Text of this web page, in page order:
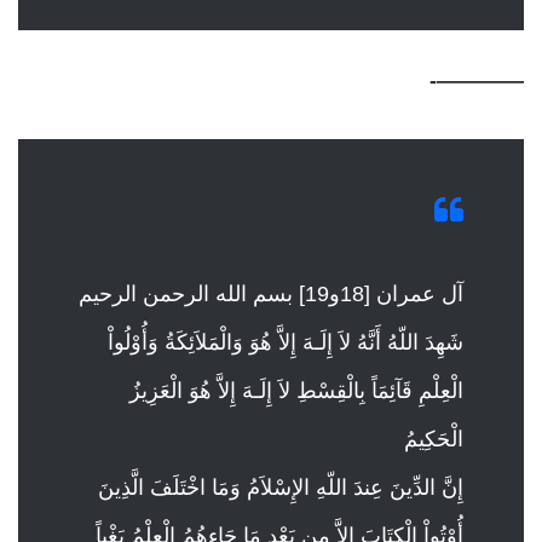
————-
آل عمران [18و19] بسم الله الرحمن الرحيم
شَهِدَ اللّهُ أَنَّهُ لاَ إِلَـهَ إِلاَّ هُوَ وَالْمَلاَئِكَةُ وَأُوْلُواْ
الْعِلْمِ قَآئِمَاً بِالْقِسْطِ لاَ إِلَـهَ إِلاَّ هُوَ الْعَزِيزُ
الْحَكِيمُ
إِنَّ الدِّينَ عِندَ اللّهِ الإِسْلاَمُ وَمَا اخْتَلَفَ الَّذِينَ
أُوْتُواْ الْكِتَابَ إِلاَّ مِن بَعْدِ مَا جَاءهُمُ الْعِلْمُ بَغْياً